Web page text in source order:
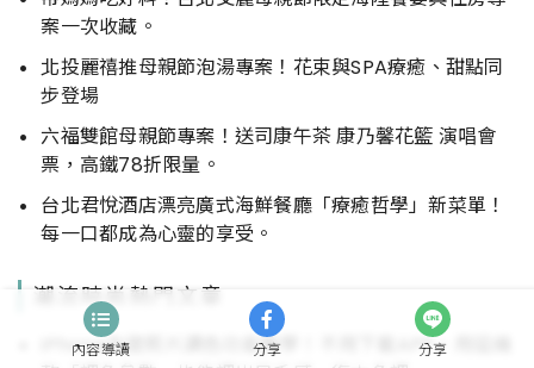
案一次收藏。
北投麗禧推母親節泡湯專案！花束與SPA療癒、甜點同
步登場
六福雙館母親節專案！送司康午茶 康乃馨花籃 演唱會
票，高鐵78折限量。
台北君悅酒店漂亮廣式海鮮餐廳「療癒哲學」新菜單！
每一口都成為心靈的享受。
潮流時尚熱門文章
iPhone內建照片調色功能教學！不用下載APP，用這幾
內容導讀 分享 分享